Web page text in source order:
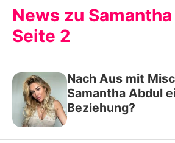
Stars
Familie & Liebe
Promiflash
News zu
Seite 2
Nach Aus mit
Samantha Abdul
Beziehung?